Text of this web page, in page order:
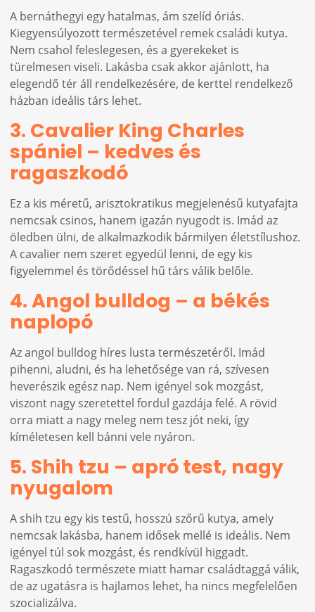
A bernáthegyi egy hatalmas, ám szelíd óriás.
Kiegyensúlyozott természetével remek családi kutya.
Nem csahol feleslegesen, és a gyerekeket is
türelmesen viseli. Lakásba csak akkor ajánlott, ha
elegendő tér áll rendelkezésére, de kerttel rendelkező
házban ideális társ lehet.
3. Cavalier King Charles
spániel – kedves és
ragaszkodó
Ez a kis méretű, arisztokratikus megjelenésű kutyafajta
nemcsak csinos, hanem igazán nyugodt is. Imád az
öledben ülni, de alkalmazkodik bármilyen életstílushoz.
A cavalier nem szeret egyedül lenni, de egy kis
figyelemmel és törődéssel hű társ válik belőle.
4. Angol bulldog – a békés
naplopó
Az angol bulldog híres lusta természetéről. Imád
pihenni, aludni, és ha lehetősége van rá, szívesen
heverészik egész nap. Nem igényel sok mozgást,
viszont nagy szeretettel fordul gazdája felé. A rövid
orra miatt a nagy meleg nem tesz jót neki, így
kíméletesen kell bánni vele nyáron.
5. Shih tzu – apró test, nagy
nyugalom
A shih tzu egy kis testű, hosszú szőrű kutya, amely
nemcsak lakásba, hanem idősek mellé is ideális. Nem
igényel túl sok mozgást, és rendkívül higgadt.
Ragaszkodó természete miatt hamar családtaggá válik,
de az ugatásra is hajlamos lehet, ha nincs megfelelően
szocializálva.